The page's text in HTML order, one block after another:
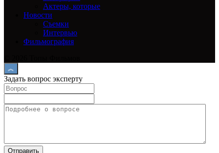
Актеры, которые
Новости
Съемки
Интервью
Фильмография
Задать вопрос эксперту